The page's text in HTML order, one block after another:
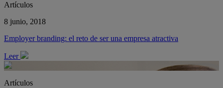
Artículos
8 junio, 2018
Employer branding: el reto de ser una empresa atractiva
Leer
Artículos